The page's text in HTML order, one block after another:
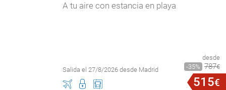
A tu aire con estancia en playa
Salida el 27/8/2026 desde Madrid
desde
35
787€
515€